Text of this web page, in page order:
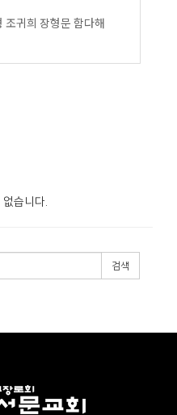
조귀희 장형문 함다해
습니다.
검색